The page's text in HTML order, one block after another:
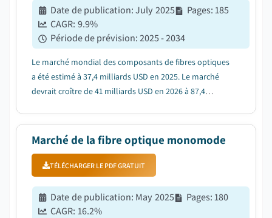
Date de publication:July 2025 Pages:185
CAGR: 9.9%
Période de prévision:2025 - 2034
Le marché mondial des composants de fibres optiques
a été estimé à 37,4 milliards USD en 2025. Le marché
devrait croître de 41 milliards USD en 2026 à 87,4
Marché de la fibre optique monomode
TÉLÉCHARGER LE PDF GRATUIT
Date de publication: May 2025 Pages:180
CAGR: 16.2%